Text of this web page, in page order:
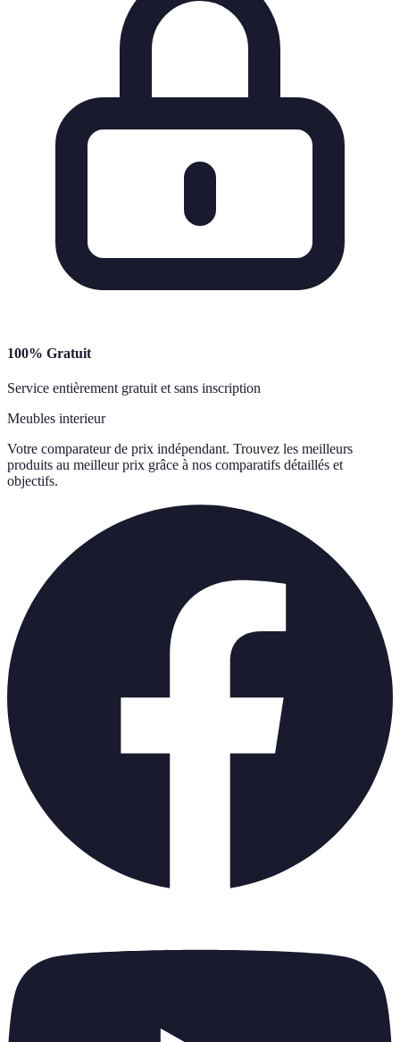
100% Gratuit
Service entièrement gratuit et sans inscription
Meubles interieur
Votre comparateur de prix indépendant. Trouvez les meilleurs
produits au meilleur prix grâce à nos comparatifs détaillés et
objectifs.